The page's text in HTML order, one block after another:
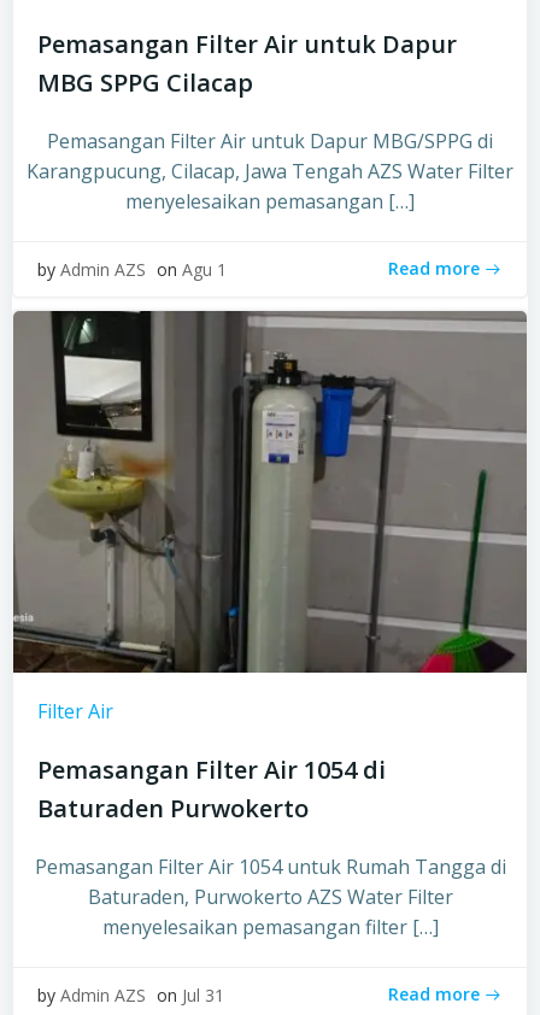
Pemasangan Filter Air untuk Dapur
MBG SPPG Cilacap
Pemasangan Filter Air untuk Dapur MBG/SPPG di
Karangpucung, Cilacap, Jawa Tengah AZS Water Filter
menyelesaikan pemasangan […]
by Admin AZS on Agu 1 Read more
Filter Air
Pemasangan Filter Air 1054 di
Baturaden Purwokerto
Pemasangan Filter Air 1054 untuk Rumah Tangga di
Baturaden, Purwokerto AZS Water Filter
menyelesaikan pemasangan filter […]
by Admin AZS on Jul 31 Read more